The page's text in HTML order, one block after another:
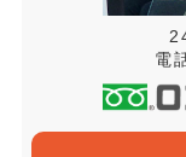
電